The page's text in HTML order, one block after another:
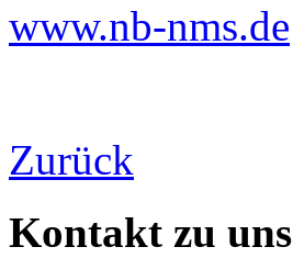
www.nb-nms.de
Zurück
Kontakt zu uns